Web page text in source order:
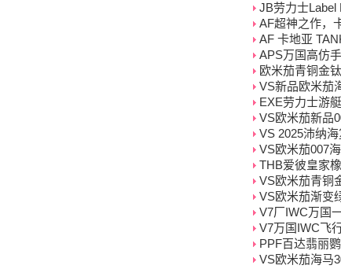
JB劳力士Label
AF超神之作，
AF 卡地亚
APS万国高仿
欧米茄青铜金
VS新品欧米茄
EXE劳力士游
VS欧米茄新品
VS 2025沛纳
VS欧米茄007
THB爱彼皇家
VS欧米茄青铜
VS欧米茄渐变
V7厂IWC万国
V7万国IWC飞
PPF百达翡丽
VS欧米茄海马